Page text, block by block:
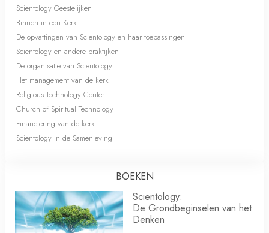
Scientology Geestelijken
Binnen in een Kerk
De opvattingen van Scientology en haar toepassingen
Scientology en andere praktijken
De organisatie van Scientology
Het management van de kerk
Religious Technology Center
Church of Spiritual Technology
Financiering van de kerk
Scientology in de Samenleving
BOEKEN
Scientology:
De Grondbeginselen van het
Denken